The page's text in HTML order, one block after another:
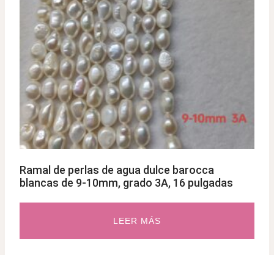
Ramal de perlas de agua dulce barocca
blancas de 9-10mm, grado 3A, 16 pulgadas
LEER MÁS